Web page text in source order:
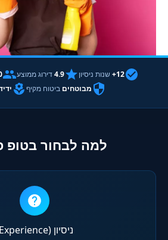
12+ שנות ניסיון 4.9דירוג ממוצע
מבוטחים ביטוח מקיף
למה לבחור בטופ
ניסיון (Experience)